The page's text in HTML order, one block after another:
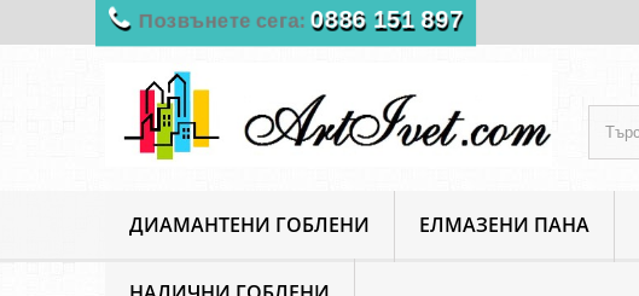
Позвънете сега: 0886 151 897
ДИАМАНТЕНИ ГОБЛЕНИ ЕЛМАЗЕНИ ПАНА